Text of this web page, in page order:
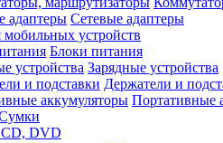
Сетевые адаптеры
мобильных устройств
Блоки питания
Зарядные устройства
Держатели и
Портативные
DVD